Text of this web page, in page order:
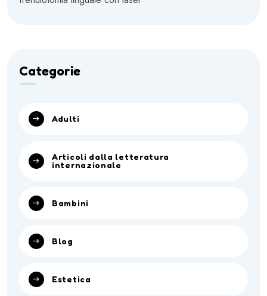
Categorie
Adulti
Articoli dalla letteratura
internazionale
Bambini
Blog
Estetica